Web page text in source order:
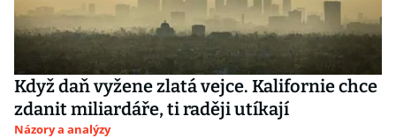
Když daň vyžene zlatá vejce. Kalifornie chce
zdanit miliardáře, ti raději utíkají
Názory a analýzy